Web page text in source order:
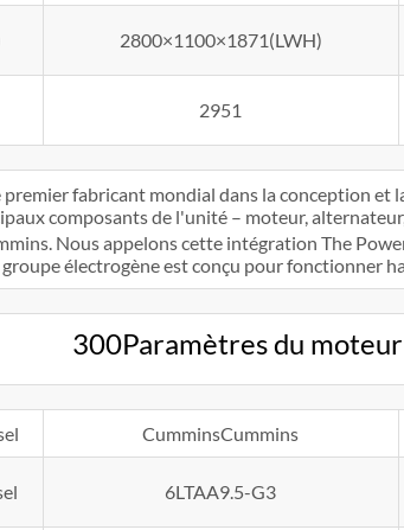
2800×1100×1871(LWH)
2951
fabricant mondial dans la conception et
composants de l'unité – moteur,
Nous appelons cette intégration The
électrogène est conçu pour fonctionner
300Paramètres du
CumminsCummins
6LTAA9.5-G3